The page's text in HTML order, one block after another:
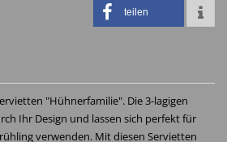
teilen
"Hühnerfamilie". Die 3-lagigen
Ihr Design und lassen sich perfekt für
verwenden. Mit diesen Servietten